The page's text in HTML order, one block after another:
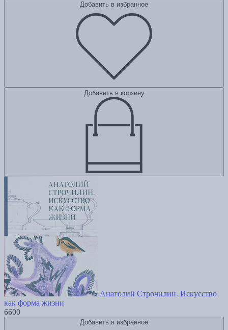
Добавить в избранное
Добавить в корзину
Анатолий Строчилин. Искусство
как форма жизни
6600
Добавить в избранное